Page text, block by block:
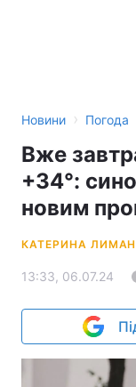
Новини › Погода
Вже
+34°:
новим
КАТЕРИНА
13:33, 06.07.24